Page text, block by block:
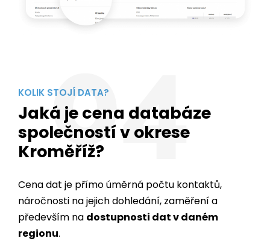
04
Jaká je cena databáze
společností v okrese
Kroměříž?
Cena dat je přímo úměrná počtu kontaktů,
především nadostupnosti dat v daném
regionu.
Export kontaktů lze provést ve formátu, který
vám bude nejvíce vyhovovat. Nabízíme formáty